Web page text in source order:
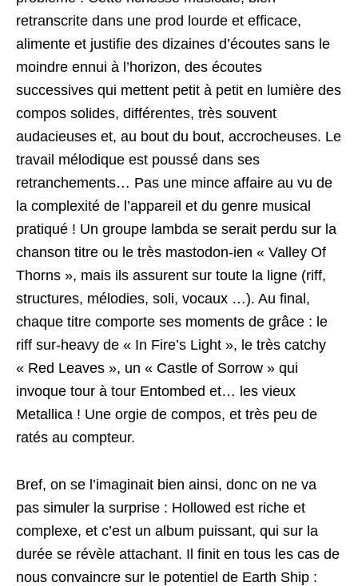
retranscrite dans une prod lourde et efficace,
alimente et justifie des dizaines d’écoutes sans le
moindre ennui à l’horizon, des écoutes
successives qui mettent petit à petit en lumière des
compos solides, différentes, très souvent
audacieuses et, au bout du bout, accrocheuses. Le
travail mélodique est poussé dans ses
retranchements… Pas une mince affaire au vu de
la complexité de l’appareil et du genre musical
pratiqué ! Un groupe lambda se serait perdu sur la
chanson titre ou le très mastodon-ien « Valley Of
Thorns », mais ils assurent sur toute la ligne (riff,
structures, mélodies, soli, vocaux …). Au final,
chaque titre comporte ses moments de grâce : le
riff sur-heavy de « In Fire’s Light », le très catchy
« Red Leaves », un « Castle of Sorrow » qui
invoque tour à tour Entombed et… les vieux
Metallica ! Une orgie de compos, et très peu de
ratés au compteur.
Bref, on se l’imaginait bien ainsi, donc on ne va
pas simuler la surprise : Hollowed est riche et
complexe, et c’est un album puissant, qui sur la
durée se révèle attachant. Il finit en tous les cas de
nous convaincre sur le potentiel de Earth Ship :